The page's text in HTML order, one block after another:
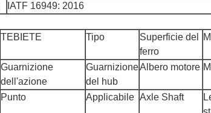
IATF 16949: 2016
TEBIETE Tipo
Superficie del
ferro
Guarnizione
dell'azione
Guarnizione
del hub
Albero motore
Punto Applicabile Axle Shaft